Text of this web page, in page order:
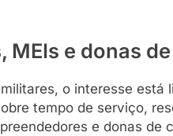
MEIs e donas
o interesse está
tempo de serviço,
e donas de